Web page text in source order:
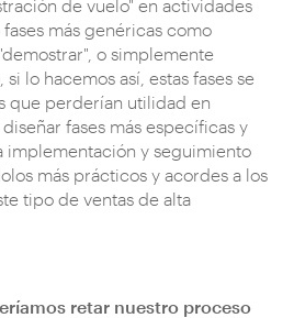
de vuelo" en actividades
más genéricas como
o simplemente
lo hacemos así, estas fases se
que perderían utilidad en
fases más específicas y
implementación y seguimiento
más prácticos y acordes a los
tipo de ventas de alta
retar nuestro proceso